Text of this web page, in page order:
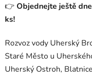
👉 Objednejte ještě
ks!
Rozvoz vody Uherský
Staré Město u
Uherský Ostroh,